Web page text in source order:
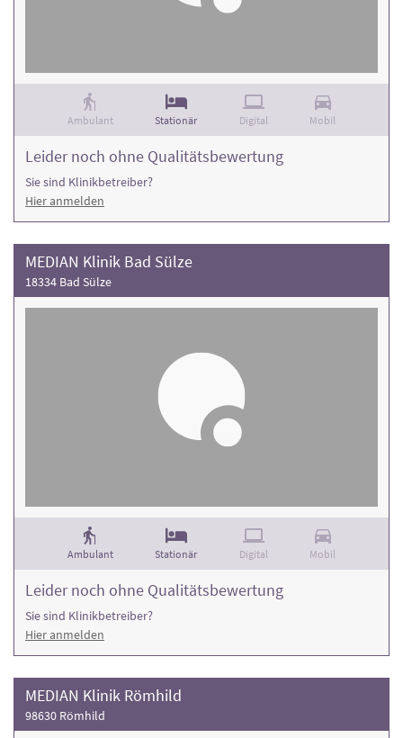
Ambulant Stationär Digital Mobil
Leider noch ohne Qualitätsbewertung
Sie sind Klinikbetreiber?
Hier anmelden
MEDIAN Klinik Bad Sülze
18334 Bad Sülze
Ambulant Stationär Digital Mobil
Leider noch ohne Qualitätsbewertung
Sie sind Klinikbetreiber?
Hier anmelden
MEDIAN Klinik Römhild
98630 Römhild